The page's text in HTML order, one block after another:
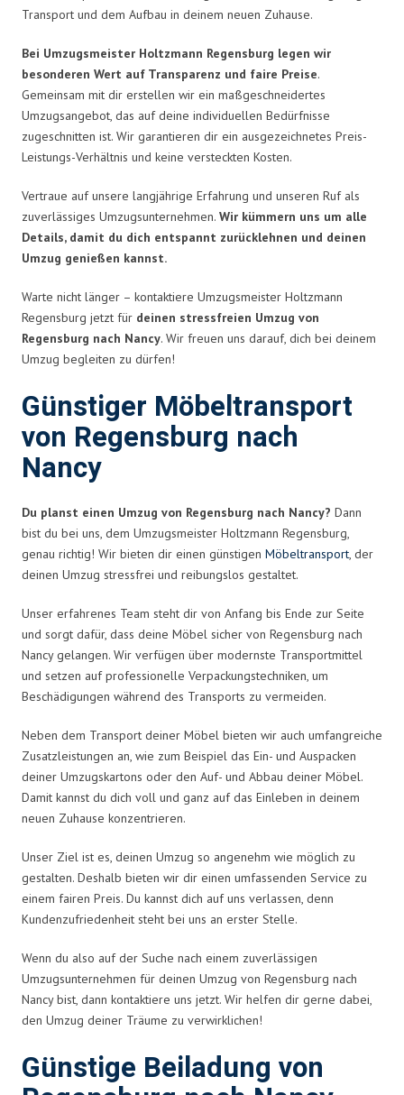
Transport und dem Aufbau in deinem neuen Zuhause.
Bei Umzugsmeister Holtzmann Regensburg legen wir
besonderen Wert auf Transparenz und faire Preise.
Gemeinsam mit dir erstellen wir ein maßgeschneidertes
Umzugsangebot, das auf deine individuellen Bedürfnisse
zugeschnitten ist. Wir garantieren dir ein ausgezeichnetes Preis-
Leistungs-Verhältnis und keine versteckten Kosten.
Vertraue auf unsere langjährige Erfahrung und unseren Ruf als
zuverlässiges Umzugsunternehmen. Wir kümmern uns um alle
Details, damit du dich entspannt zurücklehnen und deinen
Umzug genießen kannst.
Warte nicht länger – kontaktiere Umzugsmeister Holtzmann
Regensburg jetzt für deinen stressfreien Umzug von
Regensburg nach Nancy. Wir freuen uns darauf, dich bei deinem
Umzug begleiten zu dürfen!
Günstiger Möbeltransport
von Regensburg nach
Nancy
Du planst einen Umzug von Regensburg nach Nancy? Dann
bist du bei uns, dem Umzugsmeister Holtzmann Regensburg,
genau richtig! Wir bieten dir einen günstigen Möbeltransport, der
deinen Umzug stressfrei und reibungslos gestaltet.
Unser erfahrenes Team steht dir von Anfang bis Ende zur Seite
und sorgt dafür, dass deine Möbel sicher von Regensburg nach
Nancy gelangen. Wir verfügen über modernste Transportmittel
und setzen auf professionelle Verpackungstechniken, um
Beschädigungen während des Transports zu vermeiden.
Neben dem Transport deiner Möbel bieten wir auch umfangreiche
Zusatzleistungen an, wie zum Beispiel das Ein- und Auspacken
deiner Umzugskartons oder den Auf- und Abbau deiner Möbel.
Damit kannst du dich voll und ganz auf das Einleben in deinem
neuen Zuhause konzentrieren.
Unser Ziel ist es, deinen Umzug so angenehm wie möglich zu
gestalten. Deshalb bieten wir dir einen umfassenden Service zu
einem fairen Preis. Du kannst dich auf uns verlassen, denn
Kundenzufriedenheit steht bei uns an erster Stelle.
Wenn du also auf der Suche nach einem zuverlässigen
Umzugsunternehmen für deinen Umzug von Regensburg nach
Nancy bist, dann kontaktiere uns jetzt. Wir helfen dir gerne dabei,
den Umzug deiner Träume zu verwirklichen!
Günstige Beiladung von